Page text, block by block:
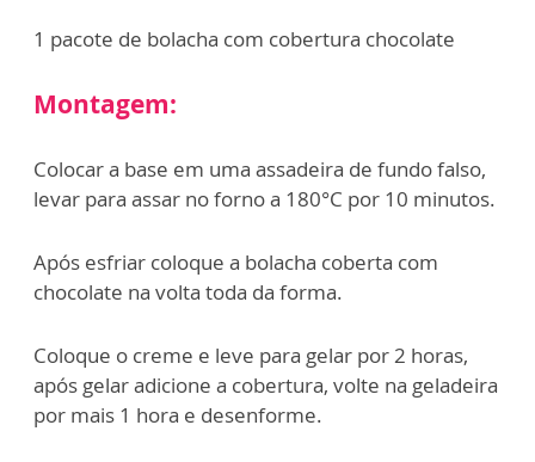
1 pacote de bolacha com cobertura chocolate
Montagem:
Colocar a base em uma assadeira de fundo falso,
levar para assar no forno a 180°C por 10 minutos.
Após esfriar coloque a bolacha coberta com
chocolate na volta toda da forma.
Coloque o creme e leve para gelar por 2 horas,
após gelar adicione a cobertura, volte na geladeira
por mais 1 hora e desenforme.